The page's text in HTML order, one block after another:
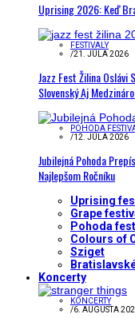
Uprising 2026: Keď
FESTIVALY
/21. JÚLA 2026
Jazz Fest Žilina Oslávi
Slovenský Aj
POHODA
/12. JÚLA 2026
Jubilejná Pohoda
Najlepšom Ročníku
Uprising
Grape
Pohoda
Colours of
Sziget
Koncerty
KONCERTY
/6. AUGUSTA